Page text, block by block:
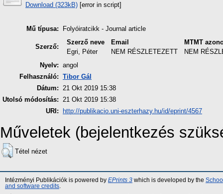
Download (323kB) [error in script]
Mű típusa: Folyóiratcikk - Journal article
Szerző:
Szerző neve Email
MTMT
Egri, Péter
NEM RÉSZLETEZETT
NEM
Nyelv: angol
Felhasználó: Tibor Gál
Dátum: 21 Okt 2019 15:38
Utolsó módosítás: 21 Okt 2019 15:38
URI:
http://publikacio.uni-eszterhazy.hu/id/eprint/4567
Műveletek (bejelentkezés
Tétel nézet
Intézményi Publikációk is powered by EPrints 3 which is developed by the
and software credits